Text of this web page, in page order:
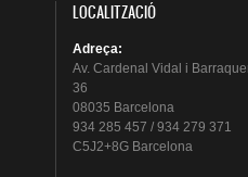
LOCALITZACIÓ
Adreça:
Av. Cardenal Vidal i
36
08035 Barcelona
934 285 457 / 934 279 371
C5J2+8G Barcelona